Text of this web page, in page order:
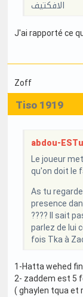
الافكتيف
J'ai rapporté ce
Zoff
Tiso 1919
abdou-
Le joueur
qu'on doit le
As tu
presence
???? Il sait
parlez de lui
fois Tka à
1-Hatta wehed
2- zaddem est 5
( ghaylen tqua et